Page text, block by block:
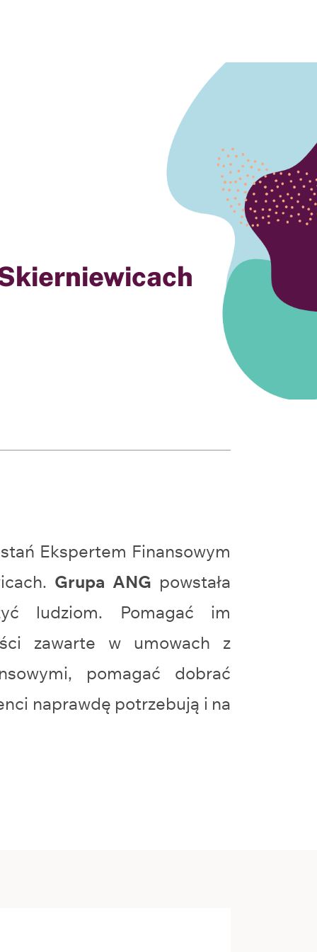
Ekspertem Finansowym
Grupa ANG powstała
ludziom. Pomagać im
zawarte w umowach z
pomagać dobrać
naprawdę potrzebują i na